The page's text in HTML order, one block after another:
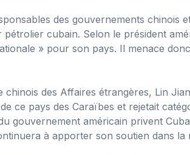
des gouvernements chinois
cubain. Selon le président
» pour son pays. Il menace
des Affaires étrangères, Lin
ce pays des Caraïbes et rejetait
gouvernement américain privent
à apporter son soutien dans la